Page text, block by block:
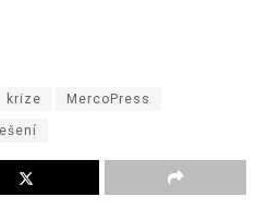
krize MercoPress